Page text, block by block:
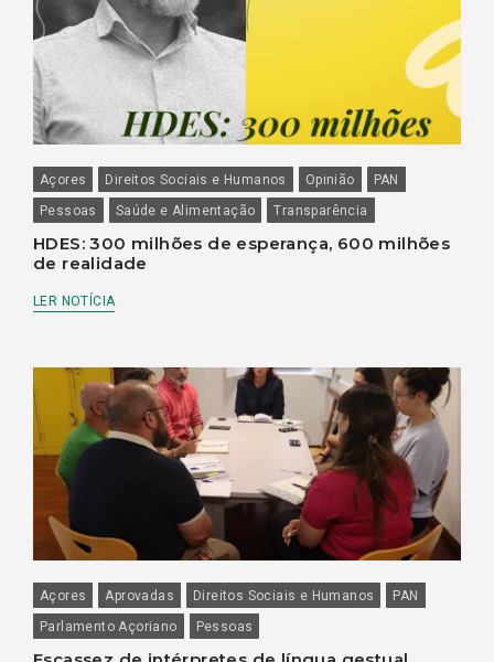
Açores Direitos Sociais e Humanos Opinião
PAN
Pessoas
Saúde e Alimentação Transparência
HDES: 300 milhões de esperança, 600 milhões
de realidade
LER NOTÍCIA
Açores Aprovadas Direitos Sociais e Humanos
PAN
Parlamento Açoriano
Pessoas